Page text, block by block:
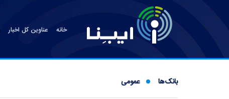
خانه عناوین کل اخبار
بانک‌ها عمومی